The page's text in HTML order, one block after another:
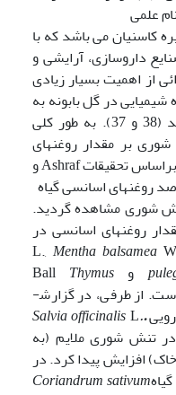
کاسنیان می باشد که با
داروسازی، آرایشی و
از اهمیت بسیار زیادی
است (2). بیش از 120 ماده شیمیایی در گل بابونه به
اند (38 و 37). به طور کلی
بر مقدار روغن­های
اسانسی گیاهان دارویی وجود دارد. براساس تحقیقات Ashraf و
شوری مشاهده گردید.
روغن­های اسانسی در
Mentha balsamea
Thymus
از طرفی، در گزارش­
Salvia officinalisL..
L. (21) در تنش شوری ملایم (به
شوری خاک) افزایش پیدا کرد. در
Coriandrum sativum